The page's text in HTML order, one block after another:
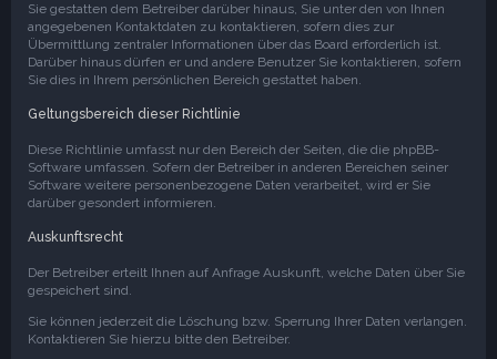
Sie gestatten dem Betreiber darüber hinaus, Sie unter den von Ihnen
angegebenen Kontaktdaten zu kontaktieren, sofern dies zur
Übermittlung zentraler Informationen über das Board erforderlich ist.
Darüber hinaus dürfen er und andere Benutzer Sie kontaktieren, sofern
Sie dies in Ihrem persönlichen Bereich gestattet haben.
Geltungsbereich dieser Richtlinie
Diese Richtlinie umfasst nur den Bereich der Seiten, die die phpBB-
Software umfassen. Sofern der Betreiber in anderen Bereichen seiner
Software weitere personenbezogene Daten verarbeitet, wird er Sie
darüber gesondert informieren.
Auskunftsrecht
Der Betreiber erteilt Ihnen auf Anfrage Auskunft, welche Daten über Sie
gespeichert sind.
Sie können jederzeit die Löschung bzw. Sperrung Ihrer Daten verlangen.
Kontaktieren Sie hierzu bitte den Betreiber.